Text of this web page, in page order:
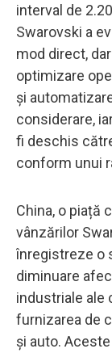
interval de
Swarovski a
mod direct,
optimizare
și
considerare,
fi deschis
conform unui
China, o piață
vânzărilor
înregistreze o
diminuare
industriale ale
furnizarea de
și auto.